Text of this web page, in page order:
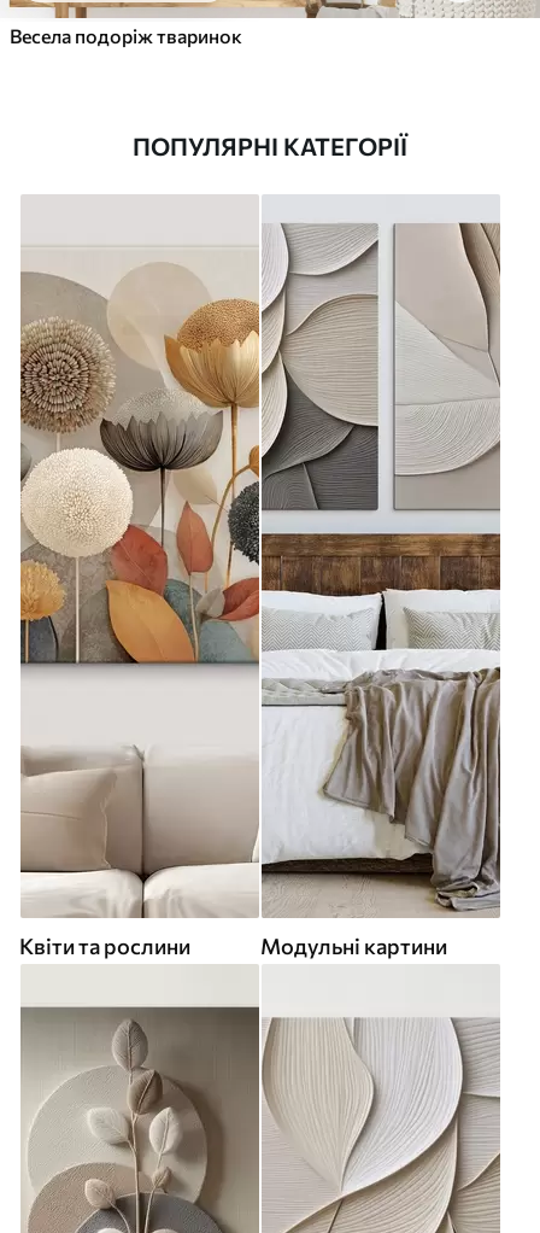
Весела подоріж тваринок
ПОПУЛЯРНІ КАТЕГОРІЇ
Квіти та рослини Модульні картини